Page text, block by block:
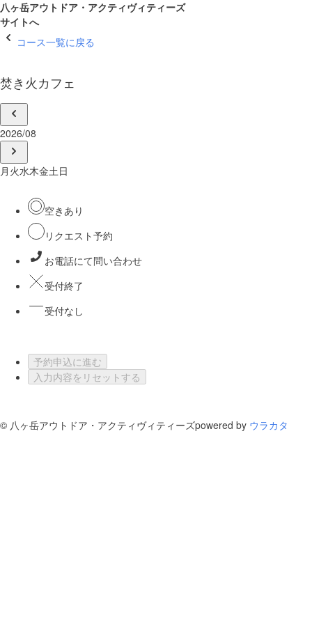
八ヶ岳アウトドア・アクティヴィティーズ
サイトへ
コース一覧に戻る
焚き火カフェ
2026/08
月 火水木金土日
空きあり
リクエスト予約
お電話にて問い合わせ
受付終了
受付なし
予約申込に進む
入力内容をリセットする
© 八ヶ岳アウトドア・アクティヴィティーズpowered by ウラカタ